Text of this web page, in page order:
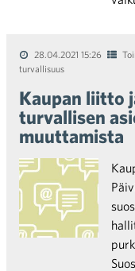
28.04.2021 15:26
turvallisuus
Kaupan liitto
turvallisen
muuttamista